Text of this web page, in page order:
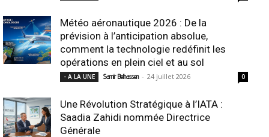
Météo aéronautique 2026 : De la
prévision à l’anticipation absolue,
comment la technologie redéfinit les
opérations en plein ciel et au sol
- A LA UNE Samir Belhassen - 24 juillet 2026 0
Une Révolution Stratégique à l’IATA :
Saadia Zahidi nommée Directrice
Générale